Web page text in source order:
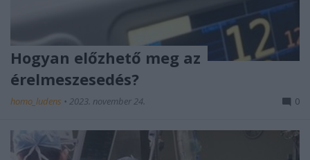
Hogyan előzhető meg az
érelmeszesedés?
homo_ludens • 2023. november 24. 0